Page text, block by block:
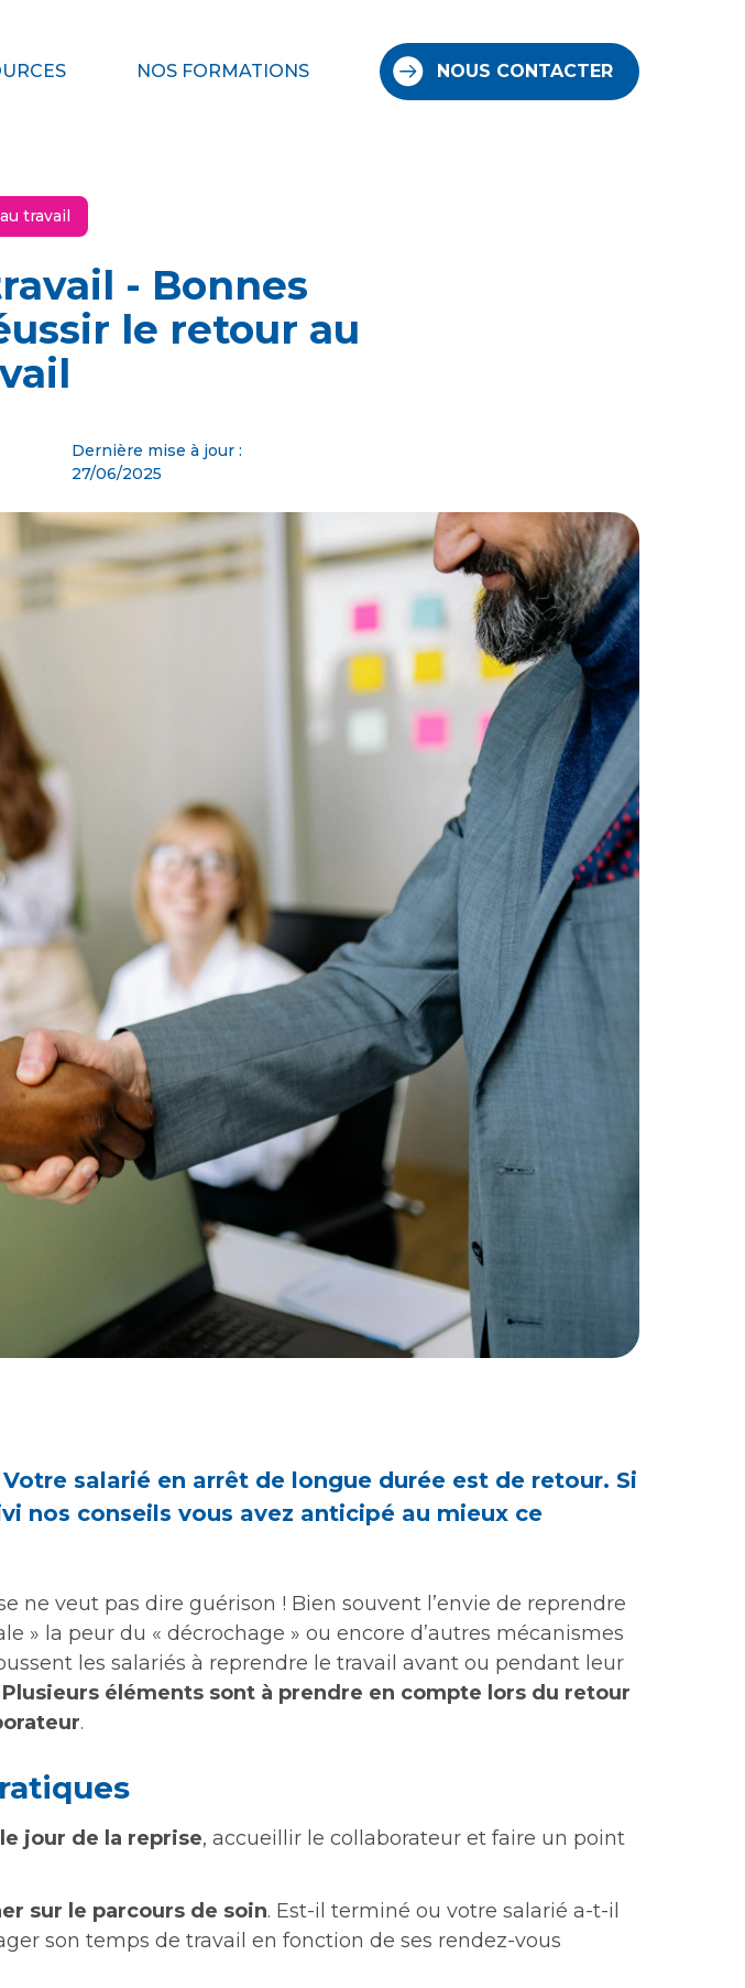
NOS FORMATIONS NOUS CONTACTER
travail
- Bonnes
le retour au
Dernière mise à jour :
27/06/2025
salarié en arrêt de longue durée est de retour. Si
nos conseils vous avez anticipé au mieux ce
ne veut pas dire guérison ! Bien souvent l’envie de reprendre
» la peur du « décrochage » ou encore d’autres mécanismes
les salariés à reprendre le travail avant ou pendant leur
Plusieurs éléments sont à prendre en compte lors du retour
.
jour de la reprise, accueillir le collaborateur et faire un point
sur le parcours de soin. Est-il terminé ou votre salarié a-t-il
son temps de travail en fonction de ses rendez-vous